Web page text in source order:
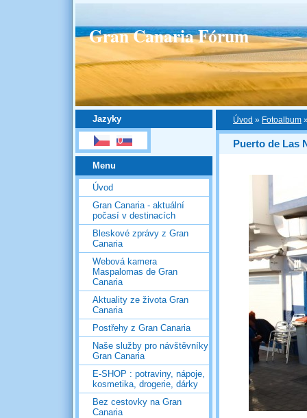
Gran Canaria Fórum
Jazyky
Menu
Úvod
Gran Canaria - aktuální
počasí v destinacích
Bleskové zprávy z Gran
Canaria
Webová kamera
Maspalomas de Gran
Canaria
Aktuality ze života Gran
Canaria
Postřehy z Gran Canaria
Naše služby pro návštěvníky
Gran Canaria
E-SHOP : potraviny, nápoje,
kosmetika, drogerie, dárky
Bez cestovky na Gran
Canaria
Úvod » Fotoalbum
Puerto de Las